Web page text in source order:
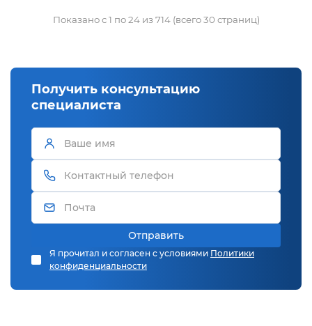
Показано с 1 по 24 из 714 (всего 30 страниц)
Получить консультацию
специалиста
Отправить
Я прочитал и согласен с условиями Политики
конфиденциальности